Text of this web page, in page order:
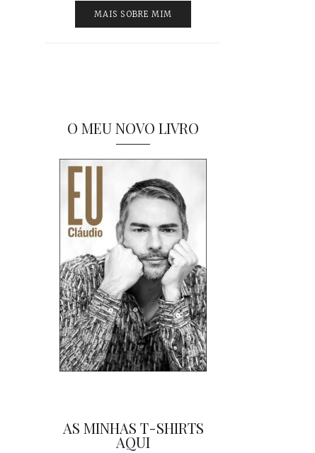
MAIS SOBRE MIM
O MEU NOVO LIVRO
AS MINHAS T-SHIRTS
AQUI